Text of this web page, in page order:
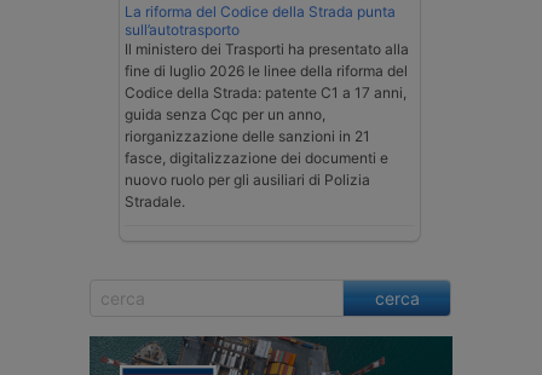
La riforma del Codice della Strada punta
sull’autotrasporto
Il ministero dei Trasporti ha presentato alla
fine di luglio 2026 le linee della riforma del
Codice della Strada: patente C1 a 17 anni,
guida senza Cqc per un anno,
riorganizzazione delle sanzioni in 21
fasce, digitalizzazione dei documenti e
nuovo ruolo per gli ausiliari di Polizia
Stradale.
cerca